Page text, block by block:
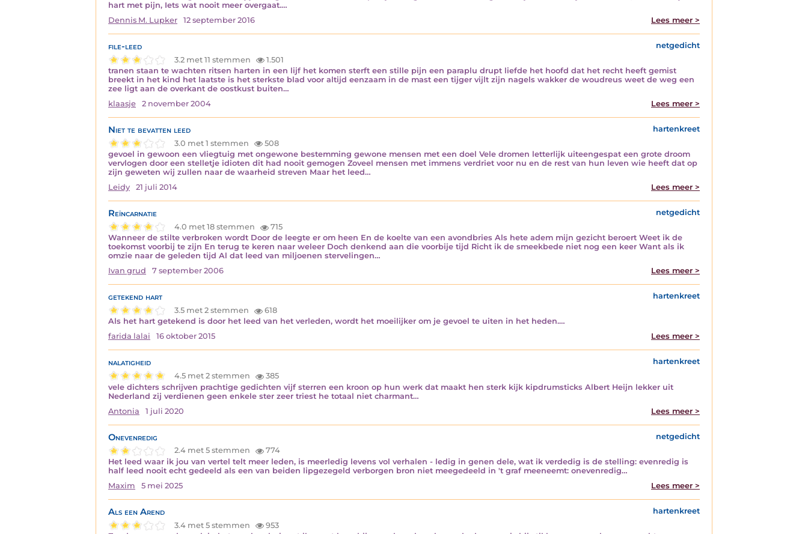
hart met pijn, Iets wat nooit meer overgaat.…
Dennis M. Lupker
12 september 2016 Lees meer >
file-leed
netgedicht
3.2 met 11 stemmen
1.501
tranen staan te wachten ritsen harten in een lijf het komen sterft een stille pijn een paraplu drupt liefde het hoofd dat het recht heeft gemist
breekt in het kind het laatste is het sterkste blad voor altijd eenzaam in de mast een tijger vijlt zijn nagels wakker de woudreus weet de weg een
zee ligt aan de overkant de oostkust buiten…
klaasje
2 november 2004 Lees meer >
Niet te bevatten leed
hartenkreet
3.0 met 1 stemmen
508
gevoel in gewoon een vliegtuig met ongewone bestemming gewone mensen met een doel Vele dromen letterlijk uiteengespat een grote droom
vervlogen door een stelletje idioten dit had nooit gemogen Zoveel mensen met immens verdriet voor nu en de rest van hun leven wie heeft dat op
zijn geweten wij zullen naar de waarheid streven Maar het leed…
Leidy
21 juli 2014 Lees meer >
Reïncarnatie
netgedicht
4.0 met 18 stemmen
715
Wanneer de stilte verbroken wordt Door de leegte er om heen En de koelte van een avondbries Als hete adem mijn gezicht beroert Weet ik de
toekomst voorbij te zijn En terug te keren naar weleer Doch denkend aan die voorbije tijd Richt ik de smeekbede niet nog een keer Want als ik
omzie naar de geleden tijd Al dat leed van miljoenen stervelingen…
Ivan grud
7 september 2006 Lees meer >
getekend hart
hartenkreet
3.5 met 2 stemmen
618
Als het hart getekend is door het leed van het verleden, wordt het moeilijker om je gevoel te uiten in het heden.…
farida lalai
16 oktober 2015 Lees meer >
nalatigheid
hartenkreet
4.5 met 2 stemmen
385
vele dichters schrijven prachtige gedichten vijf sterren een kroon op hun werk dat maakt hen sterk kijk kipdrumsticks Albert Heijn lekker uit
Nederland zij verdienen geen enkele ster zeer triest he totaal niet charmant…
Antonia
1 juli 2020 Lees meer >
Onevenredig
netgedicht
2.4 met 5 stemmen
774
Het leed waar ik jou van vertel telt meer leden, is meerledig levens vol verhalen - ledig in genen dele, wat ik verdedig is de stelling: evenredig is
half leed nooit echt gedeeld als een van beiden lipgezegeld verborgen bron niet meegedeeld in 't graf meeneemt: onevenredig…
Maxim
5 mei 2025 Lees meer >
Als een Arend
hartenkreet
3.4 met 5 stemmen
953